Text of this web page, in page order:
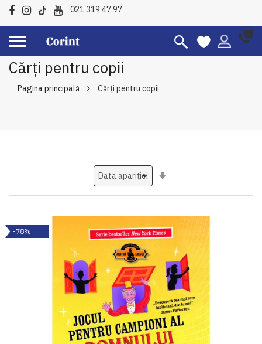
021 319 47 97
Cărți pentru copii
Pagina principală Cărți pentru copii
-78%